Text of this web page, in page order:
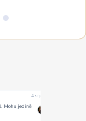
4. srpna
Mohu jedině